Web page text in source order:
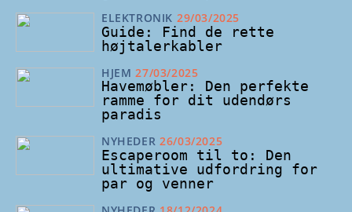
ELEKTRONIK 29/03/2025
Guide: Find de rette
højtalerkabler
HJEM 27/03/2025
Havemøbler: Den perfekte
ramme for dit udendørs
paradis
NYHEDER 26/03/2025
Escaperoom til to: Den
ultimative udfordring for
par og venner